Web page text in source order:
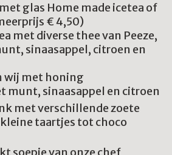
glas Home made icetea of
€ 4,50)
met diverse thee van Peeze,
sinaasappel, citroen en
wij met honing
munt, sinaasappel en citroen
met verschillende zoete
taartjes tot choco